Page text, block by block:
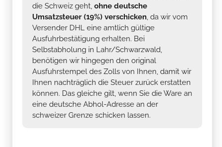
die Schweiz geht, ohne deutsche
Umsatzsteuer (19%) verschicken, da wir vom
Versender DHL eine amtlich gültige
Ausfuhrbestätigung erhalten. Bei
Selbstabholung in Lahr/Schwarzwald,
benötigen wir hingegen den original
Ausfuhrstempel des Zolls von Ihnen, damit wir
Ihnen nachträglich die Steuer zurück erstatten
können. Das gleiche gilt, wenn Sie die Ware an
eine deutsche Abhol-Adresse an der
schweizer Grenze schicken lassen.